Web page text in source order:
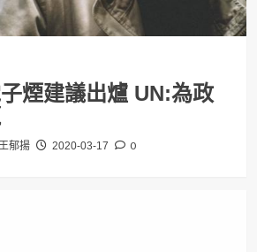
煙建議出爐 UN:為政
郁揚 2020-03-17 0